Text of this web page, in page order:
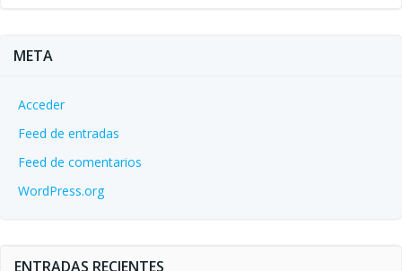
META
Acceder
Feed de entradas
Feed de comentarios
WordPress.org
ENTRADAS RECIENTES